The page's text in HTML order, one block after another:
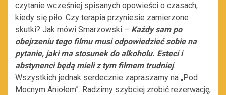
czytanie wcześniej spisanych opowieści o czasach,
kiedy się piło. Czy terapia przyniesie zamierzone
skutki? Jak mówi Smarzowski – Każdy sam po
obejrzeniu tego filmu musi odpowiedzieć sobie na
pytanie, jaki ma stosunek do alkoholu. Esteci i
abstynenci będą mieli z tym filmem trudniej.
Wszystkich jednak serdecznie zapraszamy na „Pod
Mocnym Aniołem”. Radzimy szybciej zrobić rezerwację,